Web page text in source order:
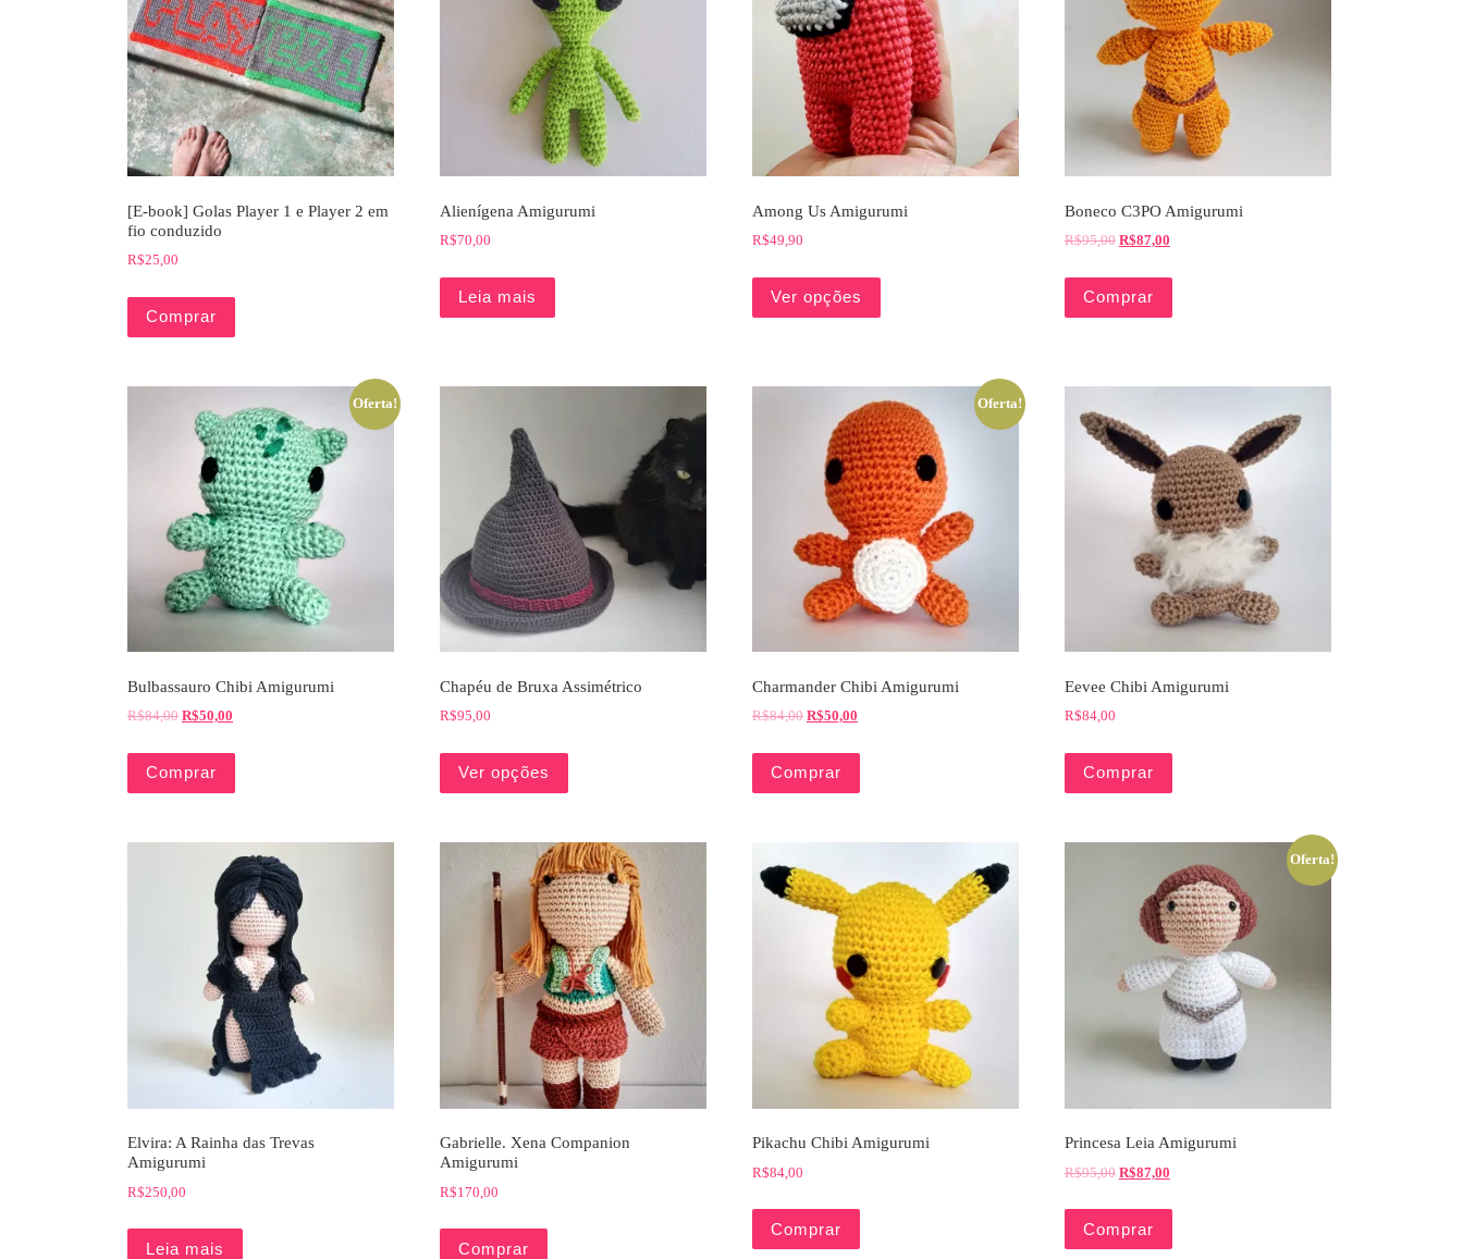
[E-book] Golas Player 1 e Player 2 em
fio conduzido
R$25,00
Comprar
Alienígena Amigurumi
R$70,00
Leia mais
Among Us Amigurumi
R$49,90
Ver opções
Boneco C3PO Amigurumi
R$95,00 R$87,00
Comprar
Oferta!
Bulbassauro Chibi Amigurumi
R$84,00 R$50,00
Comprar
Chapéu de Bruxa Assimétrico
R$95,00
Ver opções
Oferta!
Charmander Chibi Amigurumi
R$84,00 R$50,00
Comprar
Eevee Chibi Amigurumi
R$84,00
Comprar
Elvira: A Rainha das Trevas
Amigurumi
R$250,00
Leia mais
Gabrielle. Xena Companion
Amigurumi
R$170,00
Comprar
Pikachu Chibi Amigurumi
R$84,00
Comprar
Oferta!
Princesa Leia Amigurumi
R$95,00 R$87,00
Comprar